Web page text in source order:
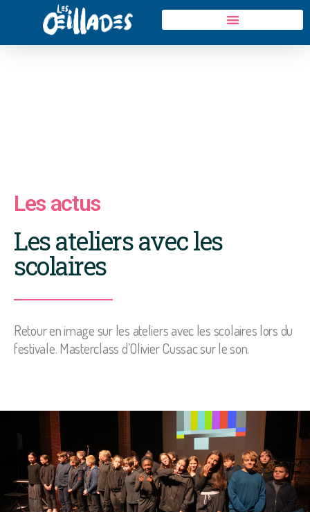
Les actus
Les ateliers avec les
scolaires
Retour en image sur les ateliers avec les scolaires lors du
festivale. Masterclass d’Olivier Cussac sur le son.